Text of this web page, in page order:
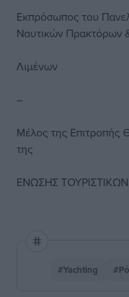
Εκπρόσωπος του
Ναυτικών Πρακτόρων
Λιμένων
–
Μέλος της Επιτροπής
της
ΕΝΩΣΗΣ
#Yachting